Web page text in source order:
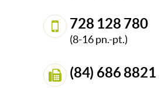
728 128 780
(8-16 pn.-pt.)
(84) 686 8821